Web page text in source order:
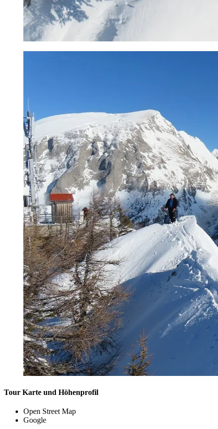
Tour Karte und Höhenprofil
Open Street Map
Google